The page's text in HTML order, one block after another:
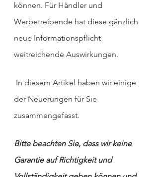
können. Für Händler und
Werbetreibende hat diese gänzlich
neue Informationspflicht
weitreichende Auswirkungen.
der Neuerungen für Sie
zusammengefasst.
Bitte beachten Sie, dass wir keine
Garantie auf Richtigkeit und